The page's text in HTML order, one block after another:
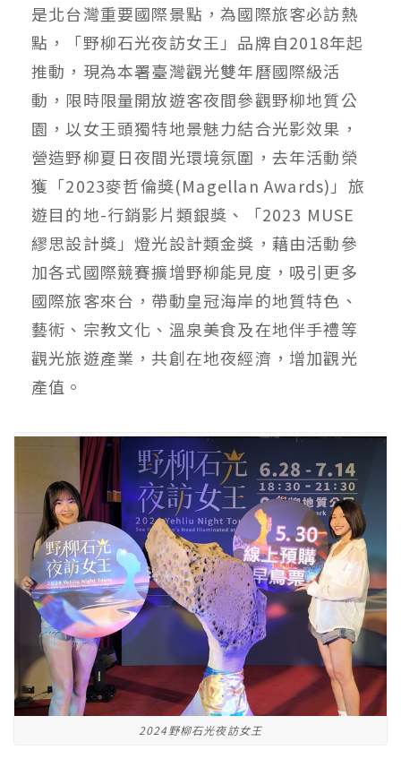
是北台灣重要國際景點，為國際旅客必訪熱
點，「野柳石光夜訪女王」品牌自2018年起
推動，現為本署臺灣觀光雙年曆國際級活
動，限時限量開放遊客夜間參觀野柳地質公
園，以女王頭獨特地景魅力結合光影效果，
營造野柳夏日夜間光環境氛圍，去年活動榮
獲「2023麥哲倫獎(Magellan Awards)」旅
遊目的地-行銷影片類銀獎、「2023 MUSE
繆思設計獎」燈光設計類金獎，藉由活動參
加各式國際競賽擴增野柳能見度，吸引更多
國際旅客來台，帶動皇冠海岸的地質特色、
藝術、宗教文化、溫泉美食及在地伴手禮等
觀光旅遊產業，共創在地夜經濟，增加觀光
產值。
2024野柳石光夜訪女王